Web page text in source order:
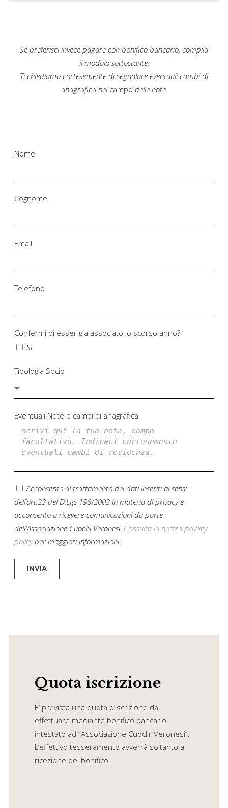
Se preferisci invece pagare con bonifico bancario, compila
il modulo sottostante.
Ti chiediamo cortesemente di segnalare eventuali cambi di
anagrafica nelcampo delle note.
Nome
Cognome
Email
Telefono
Confermi di esser gia associato lo scorso anno?
Si
Tipologia Socio
Eventuali Note o cambi di anagrafica
Acconsento al trattamento dei dati inseriti ai sensi
dell’art.23 del D.Lgs 196/2003 in materia di privacy e
acconsento a ricevere comunicazioni da parte
dell'Associazione Cuochi Veronesi. Consulta la nostra privacy
policyper maggiori informazioni.
INVIA
Quota iscrizione
E’ prevista una quota d’iscrizione da
effettuare mediante bonifico bancario
intestato ad “Associazione Cuochi Veronesi”.
L’effettivo tesseramento avverrà soltanto a
ricezione del bonifico.